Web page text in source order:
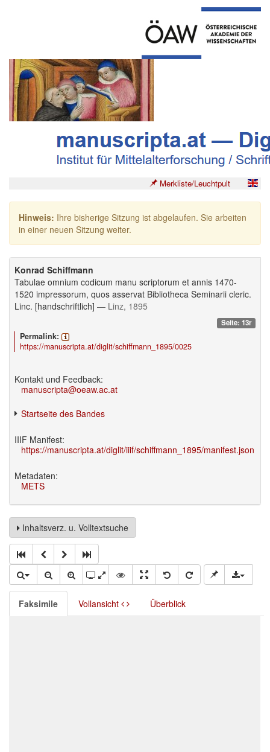
Merkliste/Leuchtpult
Hinweis: Ihre bisherige Sitzung ist abgelaufen. Sie arbeiten
in einer neuen Sitzung weiter.
Konrad Schiffmann
Tabulae omnium codicum manu scriptorum et annis 1470-
1520 impressorum, quos asservat Bibliotheca Seminarii cleric.
Linc. [handschriftlich] — Linz, 1895
Seite: 13r
Permalink:
https://manuscripta.at/diglit/schiffmann_1895/0025
Kontakt und Feedback:
manuscripta@oeaw.ac.at
Startseite des Bandes
IIIF Manifest:
https://manuscripta.at/diglit/iiif/schiffmann_1895/manifest.json
Metadaten:
METS
Inhaltsverz. u. Volltextsuche
Faksimile Vollansicht Überblick